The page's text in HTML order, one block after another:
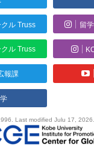
ル Truss 留
ル Truss
報課
Last modified Julu 17,